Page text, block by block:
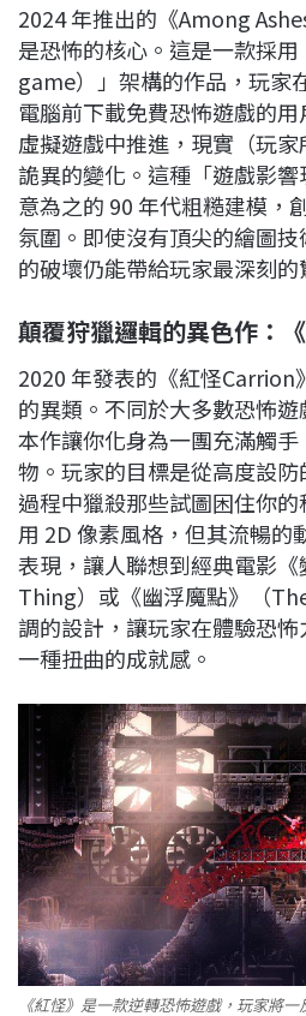
2024 年推出的《Among
是恐怖的核心。這是一款採
game）」架構的作品，玩家
電腦前下載免費恐怖遊戲的
虛擬遊戲中推進，現實（玩
詭異的變化。這種「遊戲影
意為之的 90 年代粗糙建模，
氛圍。即使沒有頂尖的繪圖技
的破壞仍能帶給玩家最深刻的
顛覆狩獵邏輯的異色作：
2020 年發表的《紅怪Carrion
的異類。不同於大多數恐怖遊
本作讓你化身為一團充滿觸
物。玩家的目標是從高度設
過程中獵殺那些試圖困住你
用 2D 像素風格，但其流暢的
表現，讓人聯想到經典電影
Thing）或《幽浮魔點》（
調的設計，讓玩家在體驗恐
一種扭曲的成就感。
《紅怪》是一款逆轉恐怖遊戲，玩家將